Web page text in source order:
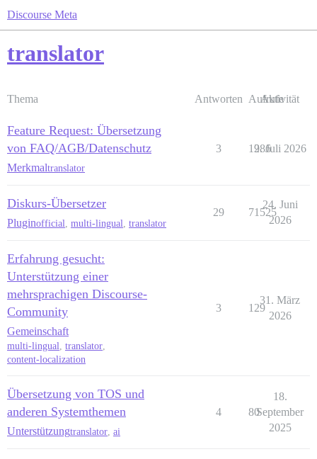
Discourse Meta
translator
Thema Antworten Aufrufe
Aktivität
Feature Request: Übersetzung
von FAQ/AGB/Datenschutz
Merkmaltranslator
3 1286
9. Juli 2026
Diskurs-Übersetzer
Pluginofficial multi-lingual translator
29 71525
24. Juni
2026
Erfahrung gesucht:
Unterstützung einer
mehrsprachigen Discourse-
Community
Gemeinschaft
multi-lingual, translator,
content-localization
3 129
31. März
2026
Übersetzung von TOS und
anderen Systemthemen
Unterstützungtranslator ai
4 80
18.
September
2025